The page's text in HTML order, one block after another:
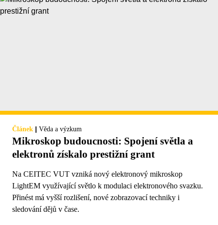
Článek | Věda a výzkum
Mikroskop budoucnosti: Spojení světla a
elektronů získalo prestižní grant
Na CEITEC VUT vzniká nový elektronový mikroskop
LightEM využívající světlo k modulaci elektronového svazku.
Přinést má vyšší rozlišení, nové zobrazovací techniky i
sledování dějů v čase.